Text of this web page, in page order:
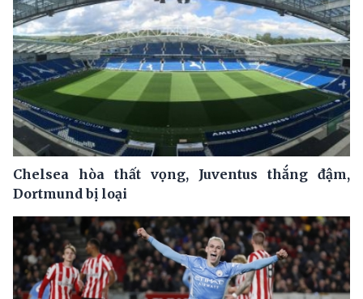
Chelsea hòa thất vọng, Juventus thắng đậm,
Dortmund bị loại